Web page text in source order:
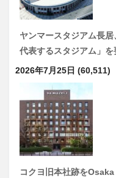
ヤンマースタジアム長
代表するスタジアム」
2026年7月25日 (60,511)
コクヨ旧本社跡を